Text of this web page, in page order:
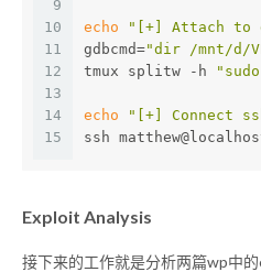
9
10
11
12
13
14
15
echo
"[+] Attach to
gdbcmd="dir /mnt/d/
tmux splitw -h
echo
"[+] Connect
ssh
Exploit Analysis
接下来的工作就是分析两篇wp中